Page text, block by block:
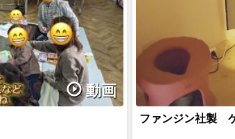
動画
ファンジン社製